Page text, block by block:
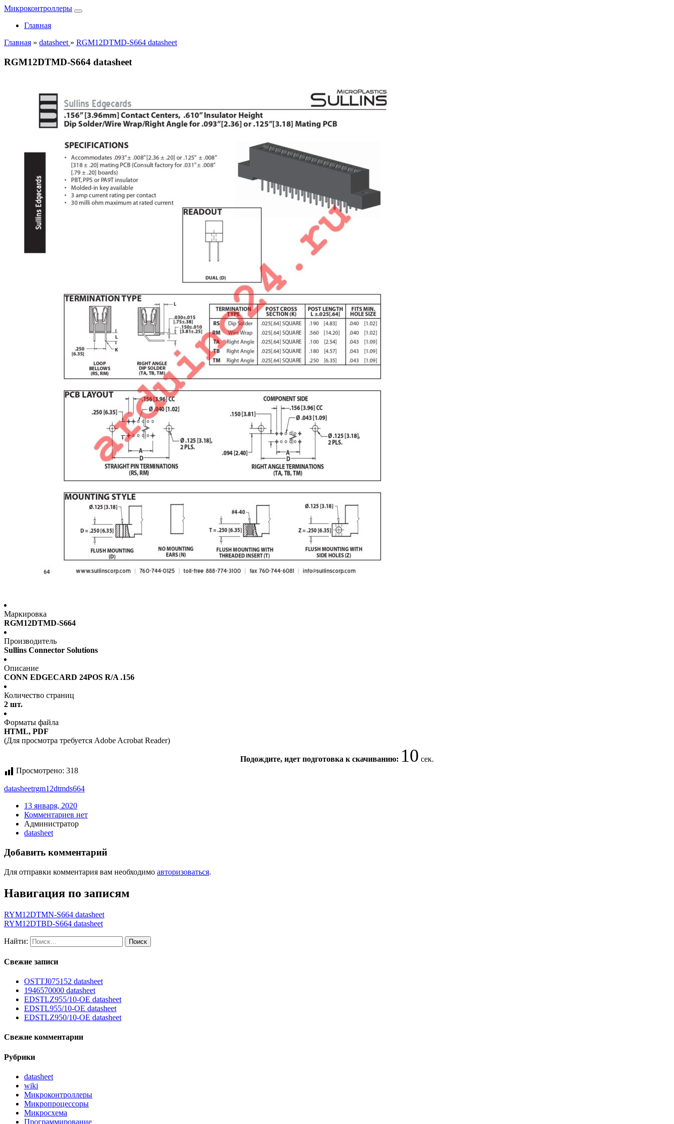
Микроконтроллеры
Главная
Главная » datasheet » RGM12DTMD-S664 datasheet
RGM12DTMD-S664 datasheet
Маркировка
RGM12DTMD-S664
Производитель
Sullins Connector Solutions
Описание
CONN EDGECARD 24POS R/A .156
Количество страниц
2 шт.
Форматы файла
HTML, PDF
(Для просмотра требуется Adobe Acrobat Reader)
Подождите, идет подготовка к скачиванию: 10 сек.
Просмотрено: 318
datasheetrgm12dtmds664
13 января, 2020
Комментариев нет
Администратор
datasheet
Добавить комментарий
Для отправки комментария вам необходимо авторизоваться.
Навигация по записям
RYM12DTMN-S664 datasheet
RYM12DTBD-S664 datasheet
Найти:
Свежие записи
OSTTJ075152 datasheet
1946570000 datasheet
EDSTLZ955/10-OE datasheet
EDSTL955/10-OE datasheet
EDSTLZ950/10-OE datasheet
Свежие комментарии
Рубрики
datasheet
wiki
Микроконтроллеры
Микропроцессоры
Микросхема
Программирование